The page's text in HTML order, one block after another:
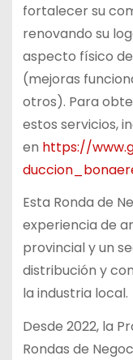
fortalecer su
renovando su
aspecto físico
(mejoras
otros). Para
estos servicios,
en https://
Esta Ronda de
experiencia de
provincial y un
distribución y
la industria local.
Desde 2022, la
Rondas de